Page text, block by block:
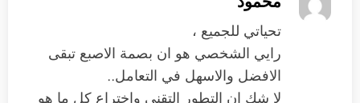
تحياتي للجميع ،
رايي الشخصي هو ان بصمة الاصبع تبقى
الافضل والاسهل في التعامل..
لا شك ان التطور التقني واختراع كل ما هو